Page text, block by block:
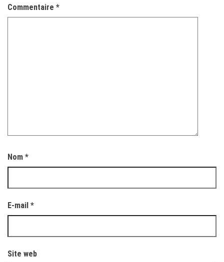
Commentaire *
Nom *
E-mail *
Site web